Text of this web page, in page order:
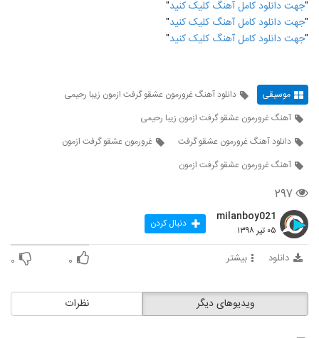
"جهت دانلود کامل آهنگ کلیک کنید"
"جهت دانلود کامل آهنگ کلیک کنید"
"جهت دانلود کامل آهنگ کلیک کنید"
موسیقی
دانلود آهنگ غرورمون عشقو گرفت ازمون زیبا رحیمی
آهنگ غرورمون عشقو گرفت ازمون زیبا رحیمی
دانلود آهنگ غرورمون عشقو گرفت
غرورمون عشقو گرفت ازمون
آهنگ غرورمون عشقو گرفت ازمون
۲۹۷
milanboy021
۰۵ تیر ۱۳۹۸ دنبال کردن
دانلود بیشتر ۰ ۰
نظرات ویدیوهای دیگر